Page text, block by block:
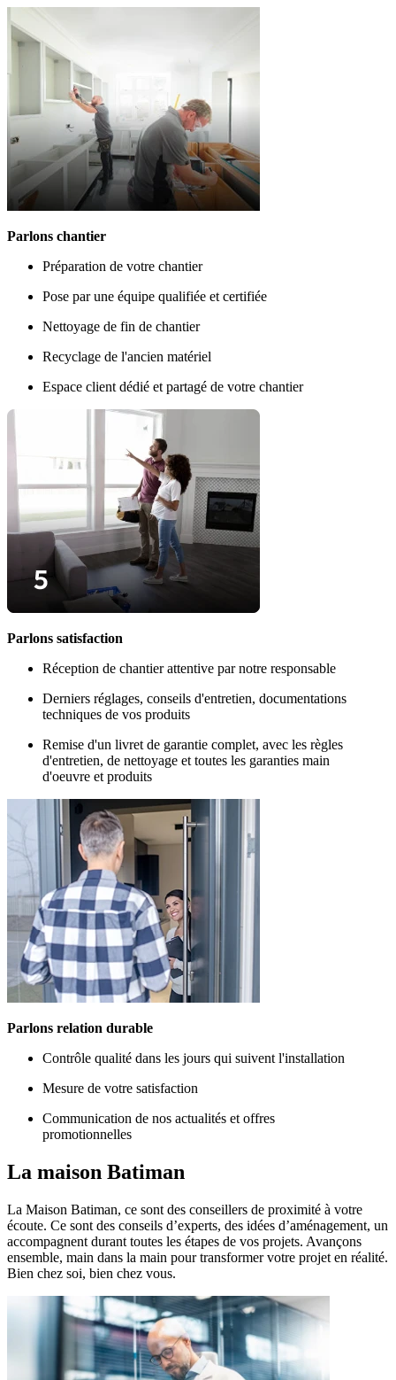
Parlons chantier
Préparation de votre chantier
Pose par une équipe qualifiée et certifiée
Nettoyage de fin de chantier
Recyclage de l'ancien matériel
Espace client dédié et partagé de votre chantier
Parlons satisfaction
Réception de chantier attentive par notre responsable
Derniers réglages, conseils d'entretien, documentations
techniques de vos produits
Remise d'un livret de garantie complet, avec les règles
d'entretien, de nettoyage et toutes les garanties main
d'oeuvre et produits
Parlons relation durable
Contrôle qualité dans les jours qui suivent l'installation
Mesure de votre satisfaction
Communication de nos actualités et offres
promotionnelles
La maison Batiman
La Maison Batiman, ce sont des conseillers de proximité à votre
écoute. Ce sont des conseils d’experts, des idées d’aménagement, un
accompagnent durant toutes les étapes de vos projets. Avançons
ensemble, main dans la main pour transformer votre projet en réalité.
Bien chez soi, bien chez vous.